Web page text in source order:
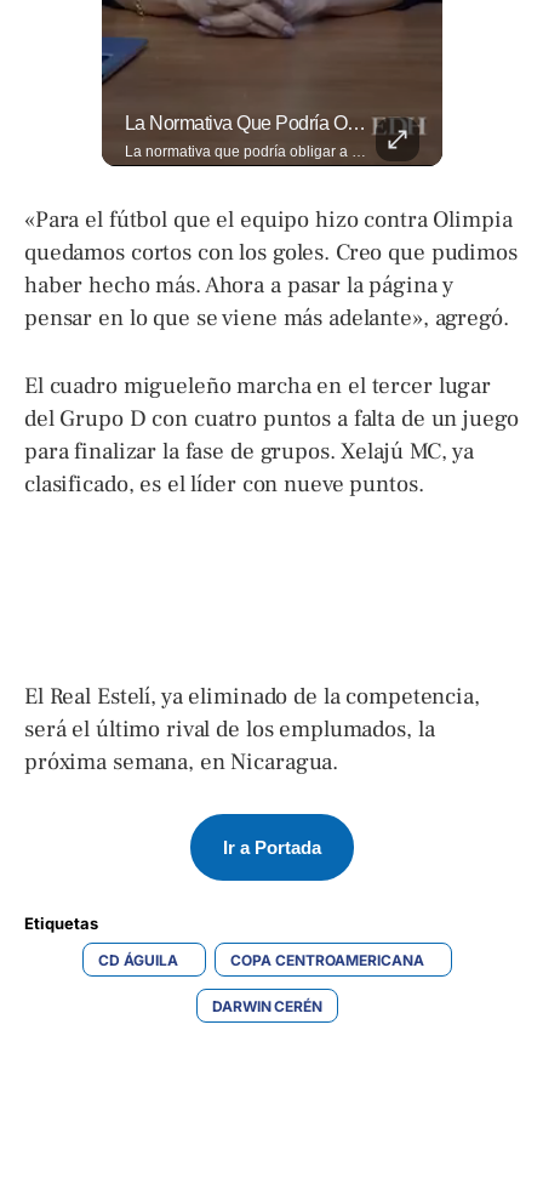
La Normativa Que Podría Obligar A Miles De Solicitantes A Salir De Estados Unidos Para Tramitar Su Residencia En Sus Países De Origen Sigue Vigente.
«Para el fútbol que el equipo hizo contra Olimpia
quedamos cortos con los goles. Creo que pudimos
haber hecho más. Ahora a pasar la página y
pensar en lo que se viene más adelante», agregó.
El cuadro migueleño marcha en el tercer lugar
del Grupo D con cuatro puntos a falta de un juego
para finalizar la fase de grupos. Xelajú MC, ya
clasificado, es el líder con nueve puntos.
El Real Estelí, ya eliminado de la competencia,
será el último rival de los emplumados, la
próxima semana, en Nicaragua.
Ir a Portada
Etiquetas
CD ÁGUILA COPA CENTROAMERICANA
DARWIN CERÉN